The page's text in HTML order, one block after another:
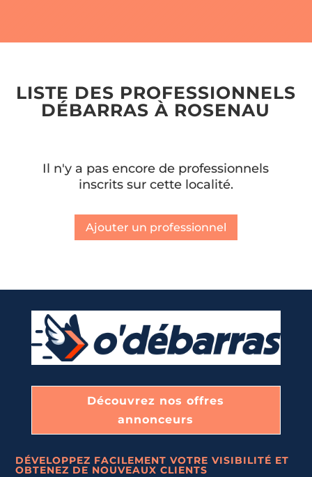
LISTE DES PROFESSIONNELS
DÉBARRAS À ROSENAU
Il n'y a pas encore de professionnels
inscrits sur cette localité.
Ajouter un professionnel
Découvrez nos offres
annonceurs
DÉVELOPPEZ FACILEMENT VOTRE VISIBILITÉ ET
OBTENEZ DE NOUVEAUX CLIENTS